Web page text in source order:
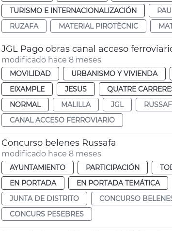
TURISMO E INTERNACIONALIZACIÓN
RUZAFA
MATERIAL PIROTÈCNIC
JGL Pago obras canal acceso
modificado hace 8 meses
MOVILIDAD URBANISMO Y VIVIENDA
EIXAMPLE
JESUS QUATRE
NORMAL
MALILLA JGL
CANAL ACCESO FERROVIARIO
Concurso belenes Russafa
modificado hace 8 meses
AYUNTAMIENTO PARTICIPACIÓN
EN PORTADA
EN PORTADA TEMÁTICA
JUNTA DE DISTRITO
CONCURSO
CONCURS PESEBRES